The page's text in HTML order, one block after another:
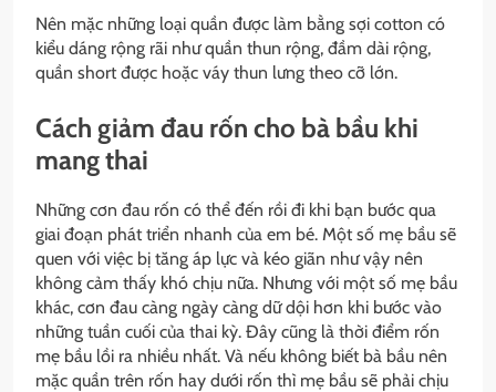
Nên mặc những loại quần được làm bằng sợi cotton có
kiểu dáng rộng rãi như quần thun rộng, đầm dài rộng,
quần short được hoặc váy thun lưng theo cỡ lớn.
Cách giảm đau rốn cho bà bầu khi
mang thai
Những cơn đau rốn có thể đến rồi đi khi bạn bước qua
giai đoạn phát triển nhanh của em bé. Một số mẹ bầu sẽ
quen với việc bị tăng áp lực và kéo giãn như vậy nên
không cảm thấy khó chịu nữa. Nhưng với một số mẹ bầu
khác, cơn đau càng ngày càng dữ dội hơn khi bước vào
những tuần cuối của thai kỳ. Đây cũng là thời điểm rốn
mẹ bầu lồi ra nhiều nhất. Và nếu không biết bà bầu nên
mặc quần trên rốn hay dưới rốn thì mẹ bầu sẽ phải chịu